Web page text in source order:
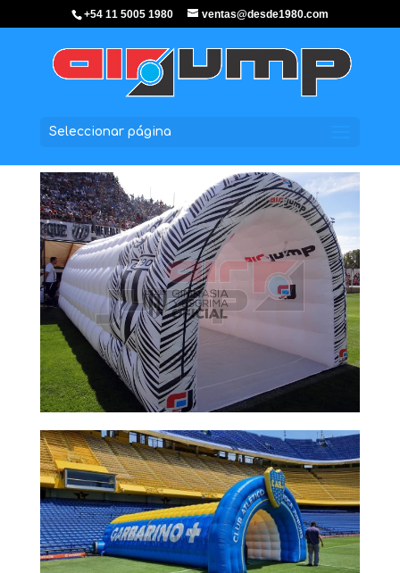
+54 11 5005 1980 ventas@desde1980.com
Seleccionar página